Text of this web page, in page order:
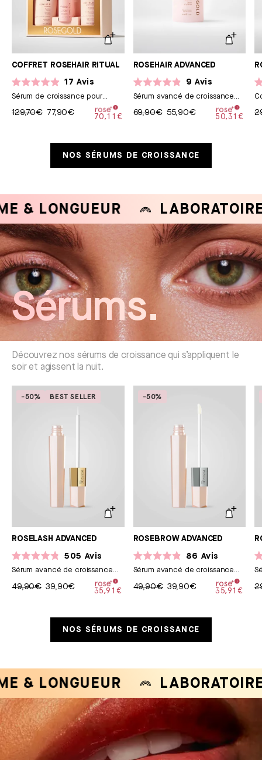
COFFRET ROSEHAIR RITUAL
4.9
sur
5
17 Avis
Sérum de croissance pour
129,70€ 77,90€ 70,11€
ROSEHAIR ADVANCED
4.9
sur
5
9 Avis
Sérum avancé de croissance
69,90€ 55,90€ 50,31€ 5
NOS SÉRUMS DE CROISSANCE
LABORATOIRE
Sérums.
Découvrez nos sérums de croissance qui s’appliquent le
soir et agissent la nuit.
-50% BEST SELLER
ROSELASH ADVANCED
Noté
4.8
sur
5
505 Avis
Sérum avancé de croissance
49,90€ 39,90€ 35,91€
-50%
ROSEBROW ADVANCED
Noté
4.9
sur
5
86 Avis
Sérum avancé de croissance
49,90€ 39,90€ 35,91€ 5
NOS SÉRUMS DE CROISSANCE
LABORATOIRE